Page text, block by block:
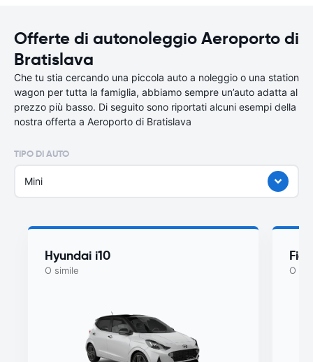
Offerte di autonoleggio Aeroporto di
Bratislava
Che tu stia cercando una piccola auto a noleggio o una station
wagon per tutta la famiglia, abbiamo sempre un’auto adatta al
prezzo più basso. Di seguito sono riportati alcuni esempi della
nostra offerta a Aeroporto di Bratislava
TIPO DI AUTO
Mini
Hyundai i10
O simile O